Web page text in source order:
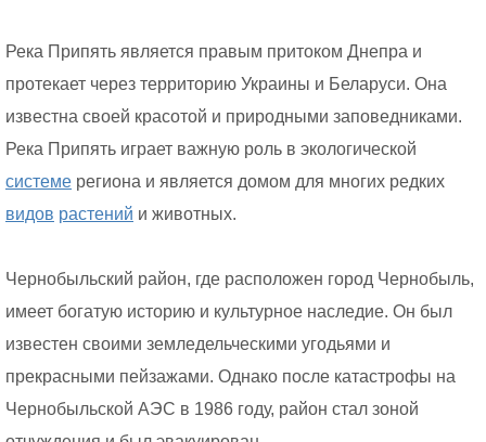
Река Припять является правым притоком Днепра и
протекает через территорию Украины и Беларуси. Она
известна своей красотой и природными заповедниками.
Река Припять играет важную роль в экологической
системе региона и является домом для многих редких
видов растений и животных.
Чернобыльский район, где расположен город Чернобыль,
имеет богатую историю и культурное наследие. Он был
известен своими земледельческими угодьями и
прекрасными пейзажами. Однако после катастрофы на
Чернобыльской АЭС в 1986 году, район стал зоной